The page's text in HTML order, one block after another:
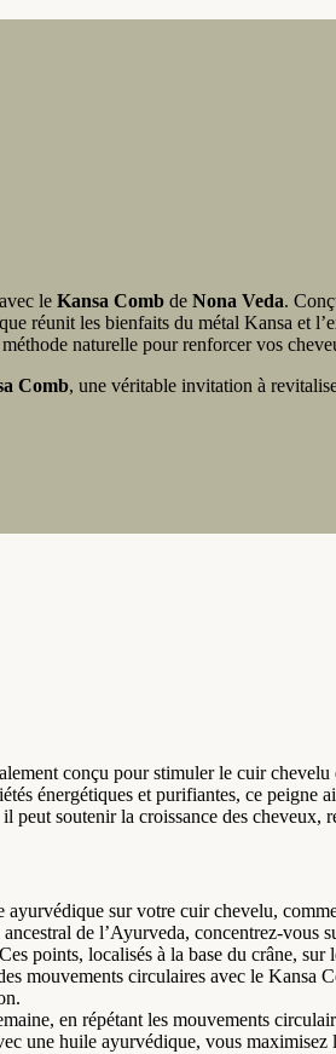
le Kansa Comb de Nona Veda.
réunit les bienfaits du métal Kansa et
naturelle pour renforcer vos
Comb, une véritable invitation à
conçu pour stimuler le cuir
énergétiques et purifiantes, ce
soutenir la croissance des cheveux,
ayurvédique sur votre cuir chevelu,
de l’Ayurveda, concentrez-vous
points, localisés à la base du crâne,
mouvements circulaires avec le Kansa
en répétant les mouvements
une huile ayurvédique, vous